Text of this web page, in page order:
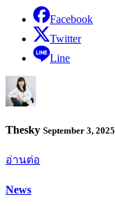
Facebook
Twitter
Line
Thesky September 3, 2025
อ่านต่อ
News